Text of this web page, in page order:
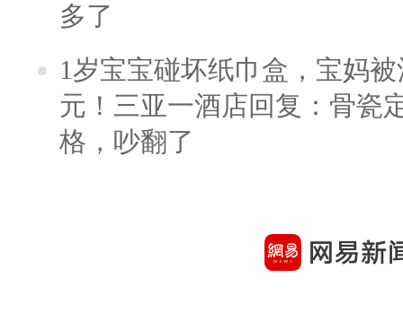
多了
1岁宝宝碰坏纸巾盒，宝妈
元！三亚一酒店回复：骨瓷
格，吵翻了